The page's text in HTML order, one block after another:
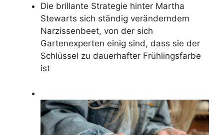
Die brillante Strategie hinter Martha
Stewarts sich ständig veränderndem
Narzissenbeet, von der sich
Gartenexperten einig sind, dass sie der
Schlüssel zu dauerhafter Frühlingsfarbe
ist